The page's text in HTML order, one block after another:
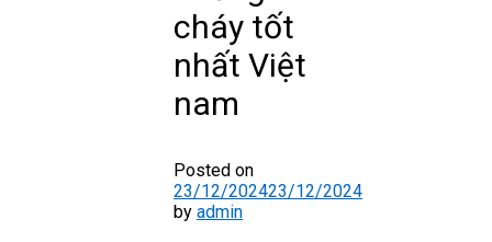
cháy tốt
nhất Việt
nam
Posted on
23/12/202423/12/2024
by admin